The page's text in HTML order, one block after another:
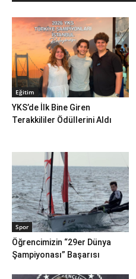
Eğitim
YKS’de İlk Bine Giren
Terakkililer Ödüllerini Aldı
Spor
Öğrencimizin “29er Dünya
Şampiyonası” Başarısı